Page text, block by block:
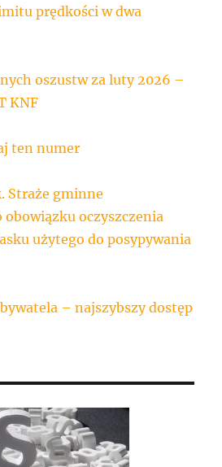
prędkości w dwa
oszustw za luty 2026 –
KNF
ten numer
Straże gminne
oczyszczenia
użytego do posypywania
– najszybszy dostęp